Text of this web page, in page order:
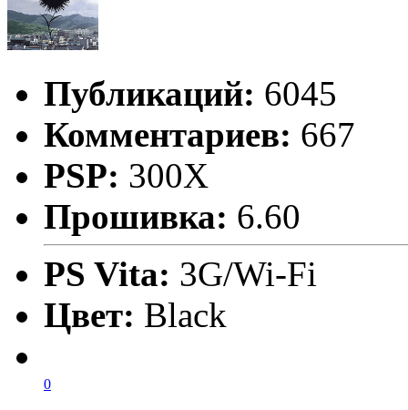
Публикаций: 6045
Комментариев: 667
PSP: 300X
Прошивка: 6.60
PS Vita: 3G/Wi-Fi
Цвет: Black
0